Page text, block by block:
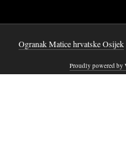
Ogranak Matice hrvatske Osijek
Proudly powered by